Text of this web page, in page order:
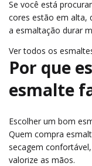
Se você está
cores estão em alta,
a esmaltação durar
Ver todos os
Por que
esmalte
Escolher um bom
Quem compra
secagem
valorize as mãos.